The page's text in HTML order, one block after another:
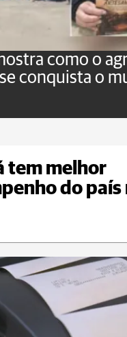
como o
conquista o
tem melhor
do país